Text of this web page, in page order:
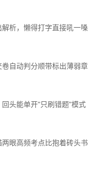
析，懒得打字直接吼一嗓
自动判分顺带标出薄弱章
头能单开"只刷错题"模式
眼高频考点比抱着砖头书